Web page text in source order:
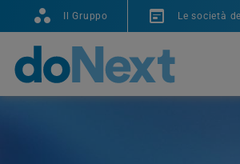
Il Gruppo Le società